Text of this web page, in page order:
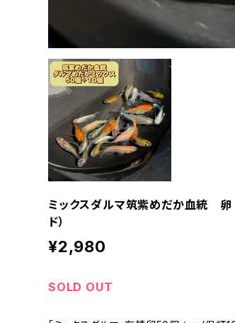
ミックスダルマ筑紫めだか血統 卵
ド）
¥2,980
SOLD OUT